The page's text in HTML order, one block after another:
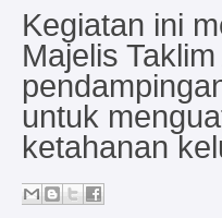
Kegiatan ini
Majelis
untuk
ketahanan